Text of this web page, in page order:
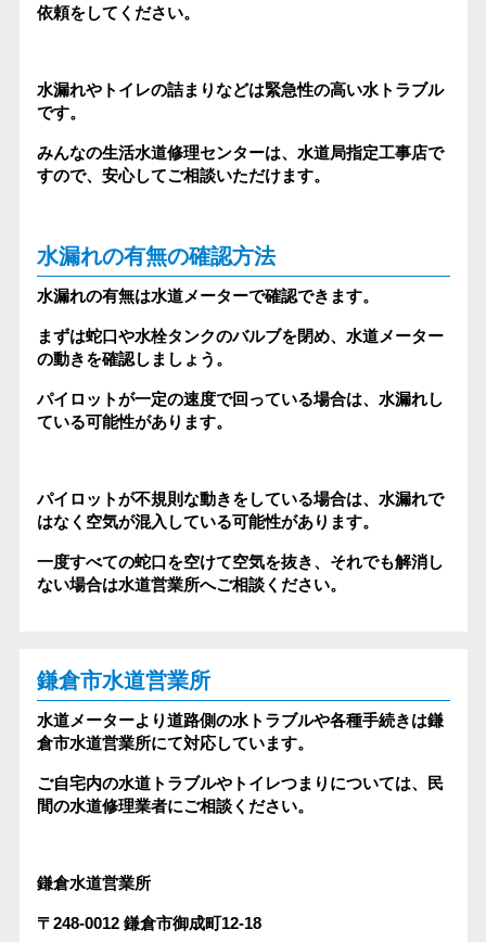
依頼をしてください。
水漏れやトイレの詰まりなどは緊急性の高い水トラブル
です。
みんなの生活水道修理センターは、水道局指定工事店で
すので、安心してご相談いただけます。
水漏れの有無の確認方法
水漏れの有無は水道メーターで確認できます。
まずは蛇口や水栓タンクのバルブを閉め、水道メーター
の動きを確認しましょう。
パイロットが一定の速度で回っている場合は、水漏れし
ている可能性があります。
パイロットが不規則な動きをしている場合は、水漏れで
はなく空気が混入している可能性があります。
一度すべての蛇口を空けて空気を抜き、それでも解消し
ない場合は水道営業所へご相談ください。
鎌倉市水道営業所
水道メーターより道路側の水トラブルや各種手続きは鎌
倉市水道営業所にて対応しています。
ご自宅内の水道トラブルやトイレつまりについては、民
間の水道修理業者にご相談ください。
鎌倉水道営業所
〒248-0012鎌倉市御成町12-18